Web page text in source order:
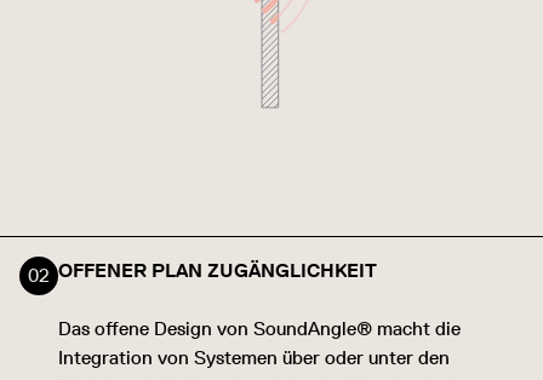
OFFENER PLAN ZUGÄNGLICHKEIT
Das offene Design von SoundAngle® macht die
Integration von Systemen über oder unter den